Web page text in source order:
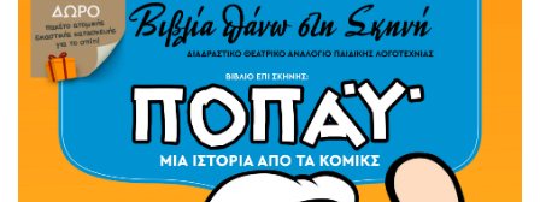
ΔΗΜΟΣ
ΑΝΘΕΚΤΙΚΗ